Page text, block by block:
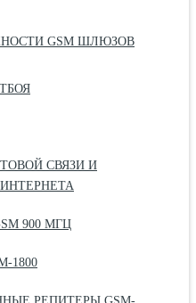
GSM ШЛЮЗОВ
СВЯЗИ И
900 МГЦ
1800